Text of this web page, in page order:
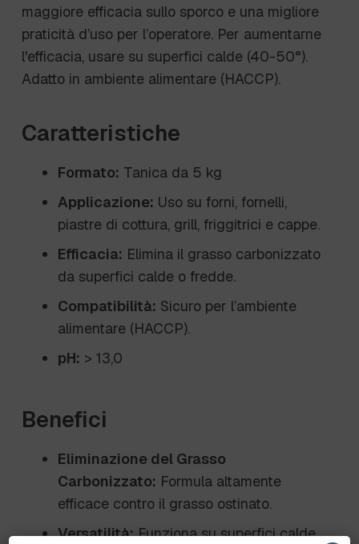
maggiore efficacia sullo sporco e una migliore
praticità d’uso per l’operatore. Per aumentarne
l'efficacia, usare su superfici calde (40-50°).
Adatto in ambiente alimentare (HACCP).
Caratteristiche
Formato: Tanica da 5 kg
Applicazione: Uso su forni, fornelli,
piastre di cottura, grill, friggitrici e cappe.
Efficacia: Elimina il grasso carbonizzato
da superfici calde o fredde.
Compatibilità: Sicuro per l’ambiente
alimentare (HACCP).
pH: > 13,0
Benefici
Eliminazione del Grasso
Carbonizzato: Formula altamente
efficace contro il grasso ostinato.
Versatilità:Funziona su superfici calde